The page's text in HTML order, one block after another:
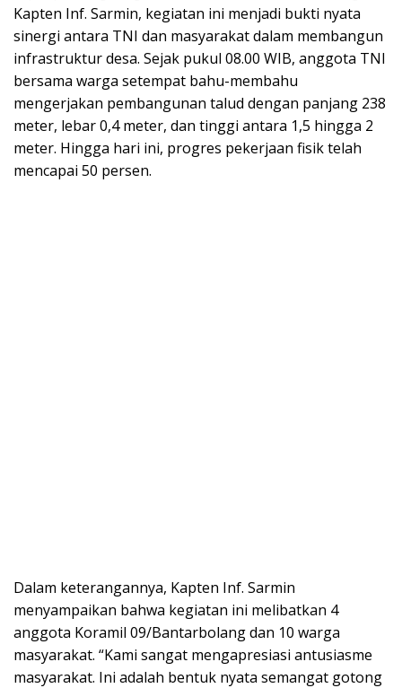
Kapten Inf. Sarmin, kegiatan ini menjadi bukti nyata
sinergi antara TNI dan masyarakat dalam membangun
infrastruktur desa. Sejak pukul 08.00 WIB, anggota TNI
bersama warga setempat bahu-membahu
mengerjakan pembangunan talud dengan panjang 238
meter, lebar 0,4 meter, dan tinggi antara 1,5 hingga 2
meter. Hingga hari ini, progres pekerjaan fisik telah
mencapai 50 persen.
Dalam keterangannya, Kapten Inf. Sarmin
menyampaikan bahwa kegiatan ini melibatkan 4
anggota Koramil 09/Bantarbolang dan 10 warga
masyarakat. “Kami sangat mengapresiasi antusiasme
masyarakat. Ini adalah bentuk nyata semangat gotong